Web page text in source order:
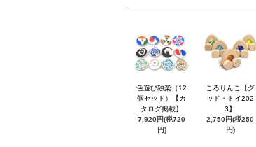
色遊び独楽（12
個セット）【カ
タログ掲載】
7,920円(税720
円)
ころりんこ【グ
ッド・トイ202
3】
2,750円(税250
円)